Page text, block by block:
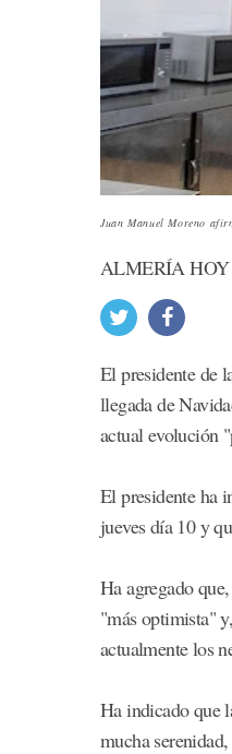
Juan Manuel Moreno
ALMERÍA HOY
El presidente de
llegada de
actual evolución
El presidente ha
jueves día 10 y
Ha agregado
"más optimista"
actualmente los
Ha indicado que
mucha